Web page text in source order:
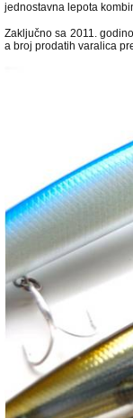
jednostavna lepota
Zaključno sa 2011.
a broj prodatih varalica